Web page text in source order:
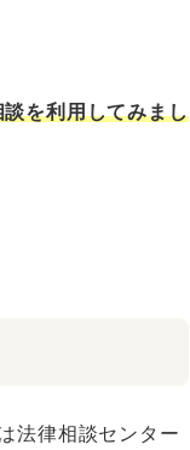
を利用してみまし
法律相談センター